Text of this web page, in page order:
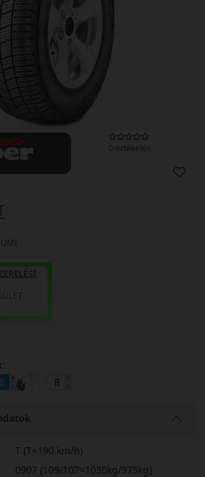
0 értékelés
T (T=190 km/h)
0907 (109/107=1030kg/975kg)